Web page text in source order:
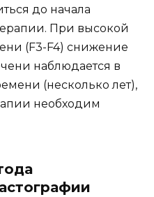
до начала
При высокой
(F3-F4) снижение
наблюдается в
(несколько лет),
необходим